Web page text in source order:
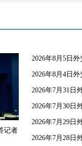
记者
2026年8月5日
2026年8月4日
2026年7月31日
2026年7月30日
2026年7月29日
2026年7月28日